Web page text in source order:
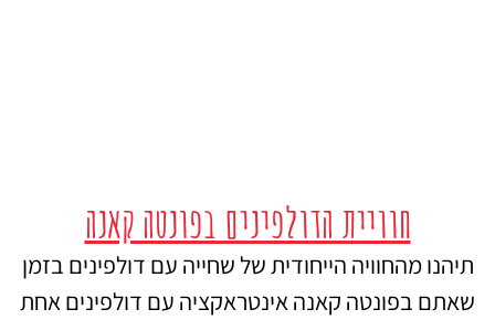
חוויית הדולפינים בפונטה קאנה
תיהנו מהחוויה הייחודית של שחייה עם דולפינים בזמן
שאתם בפונטה קאנה אינטראקציה עם דולפינים אחת